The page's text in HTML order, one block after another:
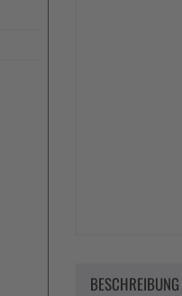
BESCHREIBUNG